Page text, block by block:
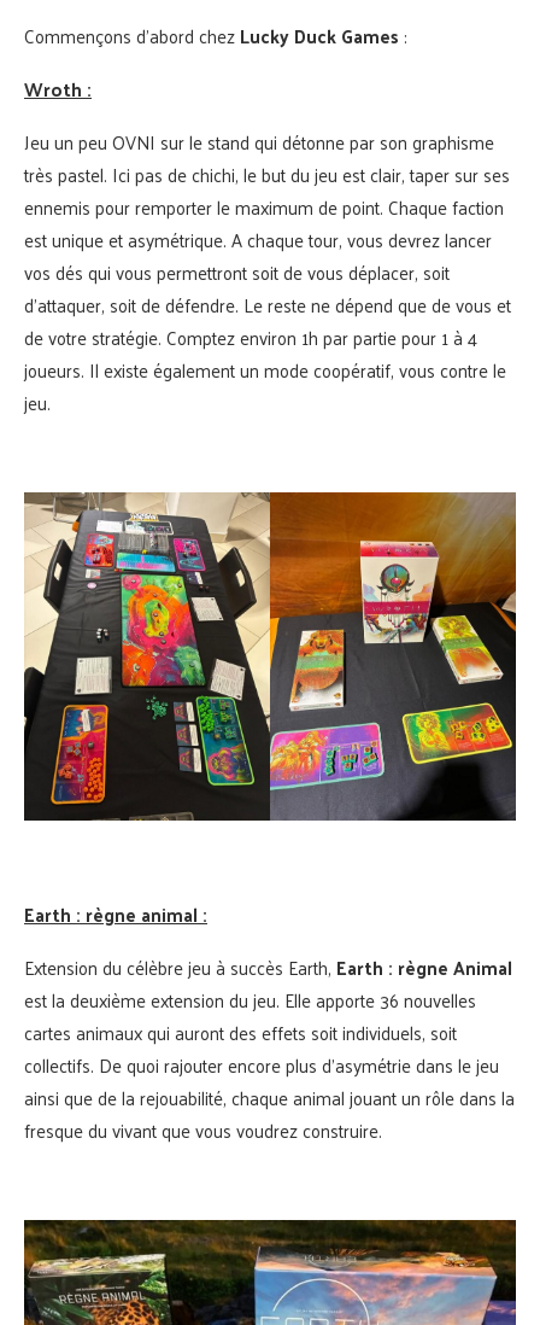
Commençons d’abord chezLucky Duck Games :
Wroth :
Jeu un peu OVNI sur le stand qui détonne par son graphisme
très pastel. Ici pas de chichi, le but du jeu est clair, taper sur ses
ennemis pour remporter le maximum de point. Chaque faction
est unique et asymétrique. A chaque tour, vous devrez lancer
vos dés qui vous permettront soit de vous déplacer, soit
d’attaquer, soit de défendre. Le reste ne dépend que de vous et
de votre stratégie. Comptez environ 1h par partie pour 1 à 4
joueurs. Il existe également un mode coopératif, vous contre le
jeu.
Earth : règne animal :
Extension du célèbre jeu à succès Earth, Earth : règne Animal
est la deuxième extension du jeu. Elle apporte 36 nouvelles
cartes animaux qui auront des effets soit individuels, soit
collectifs. De quoi rajouter encore plus d’asymétrie dans le jeu
ainsi que de la rejouabilité, chaque animal jouant un rôle dans la
fresque du vivant que vous voudrez construire.